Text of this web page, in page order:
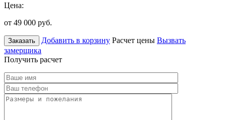
Цена:
от 49 000 руб.
Заказать Добавить в корзину Расчет цены Вызвать
замерщика
Получить расчет